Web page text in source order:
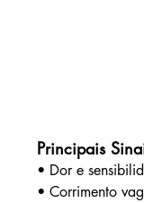
Principais
• Dor e
• Corrimento